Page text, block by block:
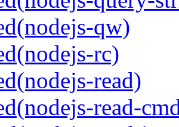
qw)
rc)
read)
read-